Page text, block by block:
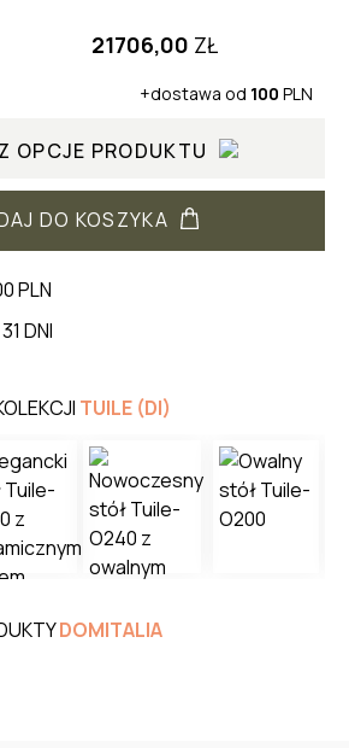
21706,00 ZŁ
+dostawa od 100 PLN
OPCJE PRODUKTU
DO KOSZYKA
PLN
DNI
TUILE (DI)
DOMITALIA